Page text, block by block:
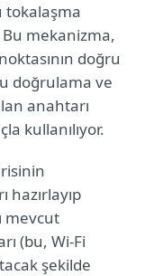
tokalaşma
Bu mekanizma,
doğru
doğrulama ve
anahtarı
kullanılıyor.
hazırlayıp
mevcut
(bu, Wi-Fi
şekilde